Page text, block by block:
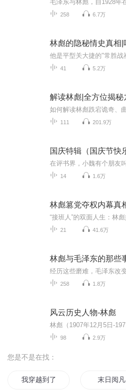
258 6.7万
41 5.2万
111 201.9万
国庆特辑（国庆节快
14 1.6万
21 41.6万
林彪与毛泽东的那些
258 1.8万
风云历史人物-林彪
98 2.9万
您是不是在找：
我穿越到了女频 末日阅凡